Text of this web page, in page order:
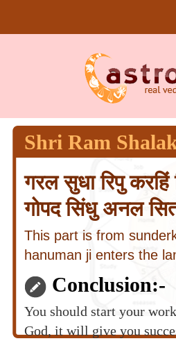
Shri Ram
गरल सुधा रिपु करहिं
गोपद सिंधु अनल
This part is from
hanuman ji enters the
Conclusion:-
You should start your
God, it will give you